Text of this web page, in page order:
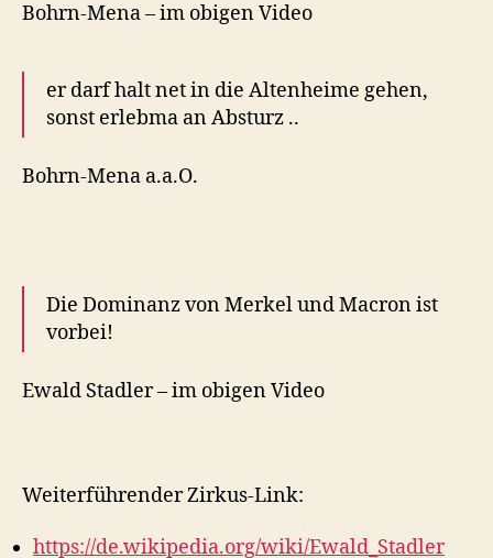
Bohrn-Mena – im obigen Video
er darf halt net in die Altenheime gehen,
sonst erlebma an Absturz ..
Bohrn-Mena a.a.O.
Die Dominanz von Merkel und Macron ist
vorbei!
Ewald Stadler – im obigen Video
Weiterführender Zirkus-Link:
https://de.wikipedia.org/wiki/Ewald_Stadler